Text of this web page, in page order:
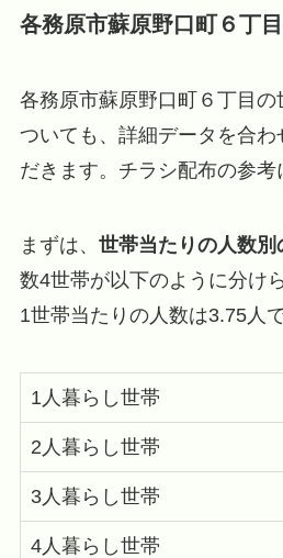
各務原市蘇原野口町６丁
各務原市蘇原野口町６丁目
ついても、詳細データを合わ
だきます。チラシ配布の参考
まずは、 世帯当たりの人数別
数4世帯が以下のように分け
1世帯当たりの人数は3.75人で
1人暮らし世帯
2人暮らし世帯
3人暮らし世帯
4人暮らし世帯